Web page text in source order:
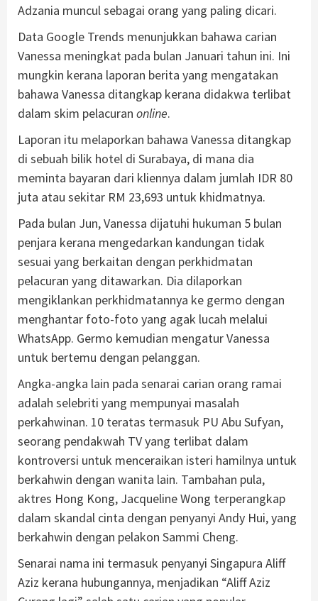
Adzania muncul sebagai orang yang paling dicari.
Data Google Trends menunjukkan bahawa carian
Vanessa meningkat pada bulan Januari tahun ini. Ini
mungkin kerana laporan berita yang mengatakan
bahawa Vanessa ditangkap kerana didakwa terlibat
dalam skim pelacuran online.
Laporan itu melaporkan bahawa Vanessa ditangkap
di sebuah bilik hotel di Surabaya, di mana dia
meminta bayaran dari kliennya dalam jumlah IDR 80
juta atau sekitar RM 23,693 untuk khidmatnya.
Pada bulan Jun, Vanessa dijatuhi hukuman 5 bulan
penjara kerana mengedarkan kandungan tidak
sesuai yang berkaitan dengan perkhidmatan
pelacuran yang ditawarkan. Dia dilaporkan
mengiklankan perkhidmatannya ke germo dengan
menghantar foto-foto yang agak lucah melalui
WhatsApp. Germo kemudian mengatur Vanessa
untuk bertemu dengan pelanggan.
Angka-angka lain pada senarai carian orang ramai
adalah selebriti yang mempunyai masalah
perkahwinan. 10 teratas termasuk PU Abu Sufyan,
seorang pendakwah TV yang terlibat dalam
kontroversi untuk menceraikan isteri hamilnya untuk
berkahwin dengan wanita lain. Tambahan pula,
aktres Hong Kong, Jacqueline Wong terperangkap
dalam skandal cinta dengan penyanyi Andy Hui, yang
berkahwin dengan pelakon Sammi Cheng.
Senarai nama ini termasuk penyanyi Singapura Aliff
Aziz kerana hubungannya, menjadikan “Aliff Aziz